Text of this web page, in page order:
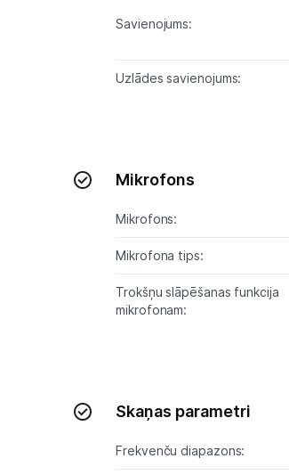
Savienojums:
Uzlādes savienojums:
Mikrofons
Mikrofons:
Mikrofona tips:
Trokšņu slāpēšanas funkcija
mikrofonam:
Skaņas parametri
Frekvenču diapazons: